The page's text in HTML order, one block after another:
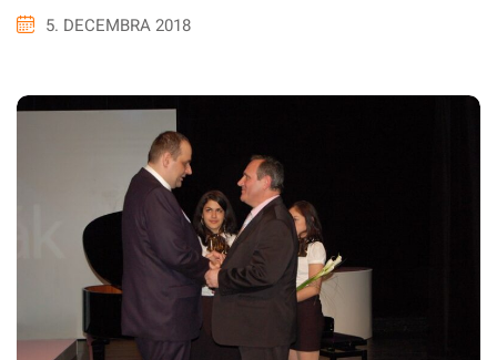
5. DECEMBRA 2018